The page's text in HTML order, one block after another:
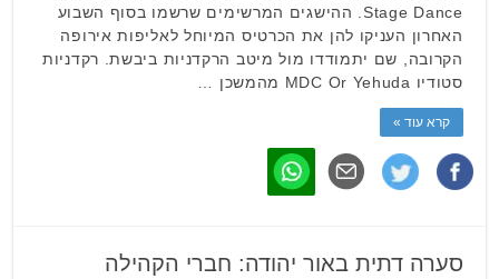
Stage Dance. ההישגים המרשימים שרשמו בסוף השבוע
האחרון העניקו להן את הכרטיס המיוחל לאליפות אירופה
הקרובה, שם יתמודדו מול מיטב הרקדניות ביבשת. רקדניות
סטודיו MDC Or Yehuda מהמשכן …
קרא עוד »
סערה דתית באור יהודה: חברי הקהילה